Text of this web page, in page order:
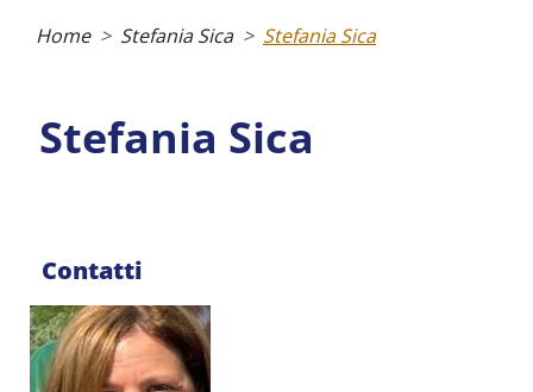
Home Stefania Sica Stefania Sica
Stefania Sica
Contatti